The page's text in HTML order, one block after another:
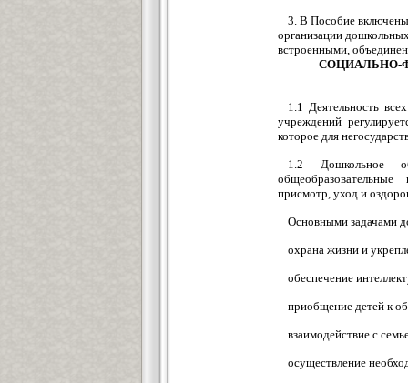
3. В Пособие включены
организации
встроенными,
1.1 Деятельность
учреждений
которое для
1.2 Дошкольное
присмотр, уход и
Основными задачами
охрана жизни и
обеспечение
приобщение детей к
взаимодействие с
осуществление